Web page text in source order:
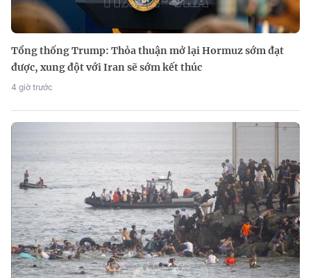
Tổng thống Trump: Thỏa thuận mở lại Hormuz sớm đạt
được, xung đột với Iran sẽ sớm kết thúc
4 giờ trước